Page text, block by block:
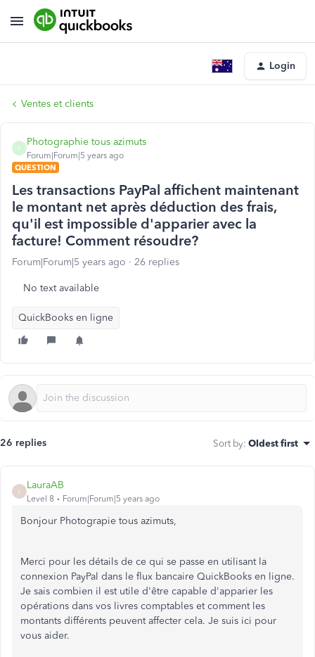
Login
Ventes et clients
P
Photographie tous azimuts
Forum|Forum|5 years ago
QUESTION
Les transactions PayPal affichent maintenant
le montant net après déduction des frais,
qu'il est impossible d'apparier avec la
facture! Comment résoudre?
Forum|Forum|5 years ago 26 replies
No text available
QuickBooks en ligne
26 replies Sort by: Oldest first
LauraAB
Level 8 Forum|Forum|5 years ago
Bonjour Photograpie tous azimuts,
Merci pour les détails de ce qui se passe en utilisant la
connexion PayPal dans le flux bancaire QuickBooks en ligne.
Je sais combien il est utile d'être capable d'apparier les
opérations dans vos livres comptables et comment les
montants différents peuvent affecter cela. Je suis ici pour
vous aider.